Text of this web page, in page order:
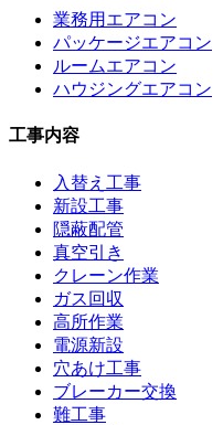
業務用エアコン
パッケージエアコン
ルームエアコン
ハウジングエアコン
工事内容
入替え工事
新設工事
隠蔽配管
真空引き
クレーン作業
ガス回収
高所作業
電源新設
穴あけ工事
ブレーカー交換
難工事